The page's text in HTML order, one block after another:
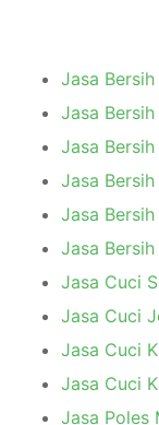
Jasa Bersih
Jasa
Jasa
Jasa
Jasa
Jasa
Jasa Cuci
Jasa Cuci
Jasa Cuci
Jasa Cuci
Jasa Poles